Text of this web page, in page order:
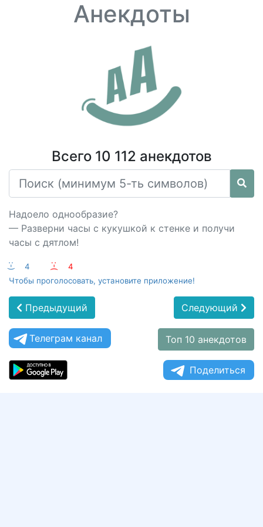
Анекдоты
Всего 10 112 анекдотов
Надоело однообразие?
— Разверни часы с кукушкой к стенке и получи
часы с дятлом!
:-) 4 :-(
4
Чтобы проголосовать, установите приложение!
Предыдущий Следующий
Телеграм канал Топ 10 анекдотов
Поделиться